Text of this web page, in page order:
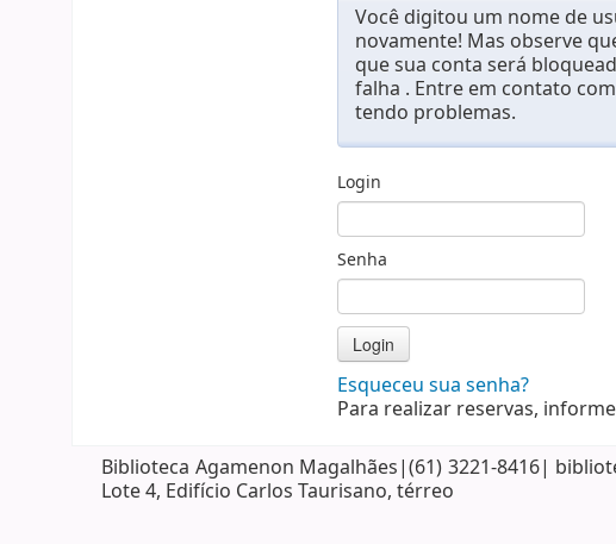
Você digitou um nome de
novamente! Mas observe
que sua conta será
falha . Entre em contato
tendo problemas.
Login
Senha
Esqueceu sua senha?
Para realizar reservas,
Biblioteca Agamenon Magalhães|(61) 3221-8416|
Lote 4, Edifício Carlos Taurisano, térreo